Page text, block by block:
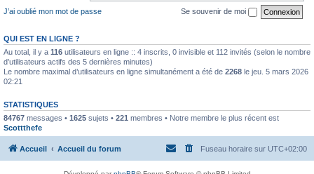
J’ai oublié mon mot de passe
Se souvenir de moi
QUI EST EN LIGNE ?
Au total, il y a 116 utilisateurs en ligne :: 4 inscrits, 0 invisible et 112 invités (selon le nombre
d’utilisateurs actifs des 5 dernières minutes)
Le nombre maximal d’utilisateurs en ligne simultanément a été de 2268 le jeu. 5 mars 2026
02:21
STATISTIQUES
84767 messages • 1625 sujets • 221 membres • Notre membre le plus récent est
Scottthefe
Accueil Accueil du forum Fuseau horaire sur UTC+02:00